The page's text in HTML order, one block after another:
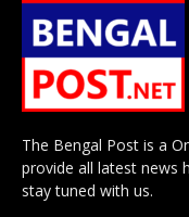
The Bengal Post is a
provide all latest news
stay tuned with us.